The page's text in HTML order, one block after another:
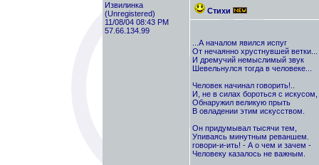
Извилинка
(Unregistered)
11/08/04 08:43 PM
57.66.134.99
Стихи
...А началом явился испуг
От нечаянно хрустнувшей ветки...
И дремучий немыслимый звук
Шевельнулся тогда в человеке...
Человек начинал говорить!..
И, не в силах бороться с искусом,
Обнаружил великую прыть
В овладении этим искусством.
Он придумывал тысячи тем,
Упиваясь минутным реваншем.
говори-и-ить! - А о чем и зачем -
Человеку казалось не важным.